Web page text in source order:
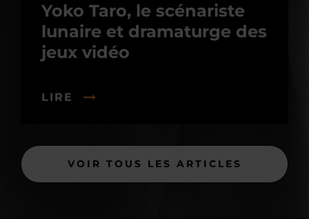
Yoko Taro, le scénariste
lunaire et dramaturge des
jeux vidéo
LIRE
VOIR TOUS LES ARTICLES